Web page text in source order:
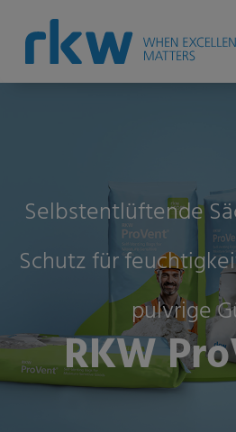
Selbstentlüftende
Schutz für
pulvrige
RKW